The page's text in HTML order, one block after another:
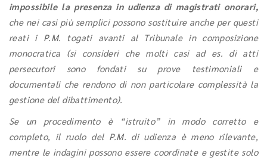
impossibile la presenza in udienza di magistrati onorari,
che nei casi più semplici possono sostituire anche per questi
reati i P.M. togati avanti al Tribunale in composizione
monocratica (si consideri che molti casi ad es. di atti
persecutori sono fondati su prove testimoniali e
documentali che rendono di non particolare complessità la
gestione del dibattimento).
Se un procedimento è “istruito” in modo corretto e
completo, il ruolo del P.M. di udienza è meno rilevante,
mentre le indagini possono essere coordinate e gestite solo